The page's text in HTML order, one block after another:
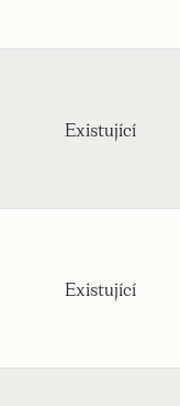
Existující
Existující